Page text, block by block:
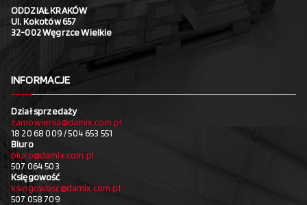
ODDZIAŁ KRAKÓW
Ul. Kokotów 657
32-002 Węgrzce Wielkie
INFORMACJE
Dział sprzedaży
zamowienia@damix.com.pl
18 20 68 009 / 504 653 551
Biuro
biuro@damix.com.pl
507 064 503
Księgowość
ksiegowosc@damix.com.pl
507 058 709